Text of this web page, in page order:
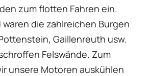
zum flotten Fahren ein.
die zahlreichen Burgen
Gaillenreuth usw.
Felswände. Zum
unsere Motoren auskühlen